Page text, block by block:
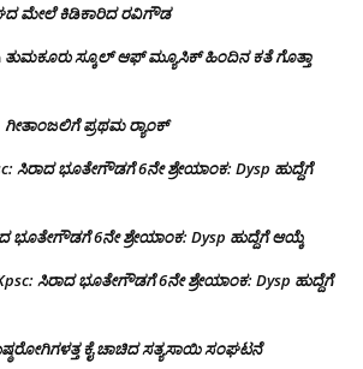
ಮೇಲೆ ಕಿಡಿಕಾರಿದ ರವಿಗೌಡ
ತುಮಕೂರು ಸ್ಕೂಲ್ ಆಫ್ ಮ್ಯೂಸಿಕ್ ಹಿಂದಿನ ಕತೆ ಗೊತ್ತಾ
ಪ್ರಥಮ ರ‌್ಯಾಂಕ್
ಸಿರಾದ ಭೂತೇಗೌಡಗೆ 6ನೇ ಶ್ರೇಯಾಂಕ: Dysp ಹುದ್ದೆಗೆ
ಭೂತೇಗೌಡಗೆ 6ನೇ ಶ್ರೇಯಾಂಕ: Dysp ಹುದ್ದೆಗೆ ಆಯ್ಕೆ
ಸಿರಾದ ಭೂತೇಗೌಡಗೆ 6ನೇ ಶ್ರೇಯಾಂಕ: Dysp ಹುದ್ದೆಗೆ
ಕೈ ಚಾಚಿದ ಸತ್ಯಸಾಯಿ ಸಂಘಟನೆ